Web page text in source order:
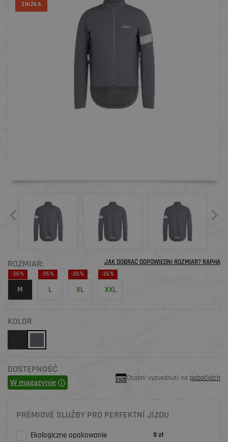
ZNIŻKA
ROZMIAR: JAK DOBRAĆ ODPOWIEDNI ROZMIAR? RAPHA
-26%
M
-26%
L
-26%
XL
-26%
XXL
KOLOR
DOSTĘPNOŚĆ
W magazynie Osobní vyzvednutí na pobočkách
PRÉMIOVÉ SLUŽBY PRO PERFEKTNÍ JÍZDU
Ekologiczne opakowanie 9 zł